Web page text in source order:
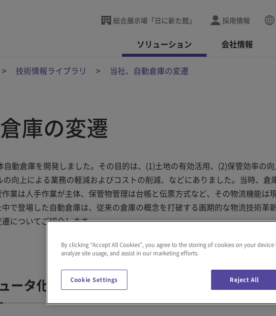
総合展示場「日に新た館」 採用情報
ソリューション 会社情報
技術情報ライブラリ 当社、自動倉庫の変遷
庫の変遷
動倉庫を開発しました。その目的は、(1)土地の有効活用、(2)保管効率の
向上による業務の軽減およびコストの削減、などにありました。当時、倉
業は人手作業が主体、保管物管理は台帳と伝票方式など、その物流機能は
で登場した自動倉庫は、従来の倉庫の概念を打破する画期的な物流技術革
についてご紹介します。
ータ化で普及に弾み
By clicking “Accept All Cookies”, you agree to the storing of cookies on your
analyze site usage, and assist in our marketing efforts.
Cookie Settings Reject All